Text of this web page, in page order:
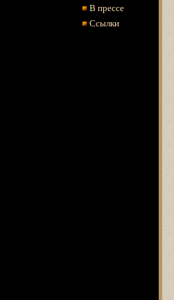
В прессе
Ссылки